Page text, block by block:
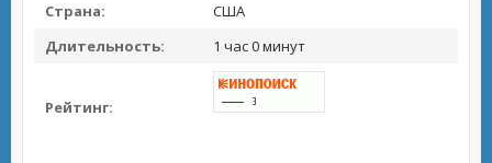
Страна:
США
Длительность:
1 час 0 минут
Рейтинг: